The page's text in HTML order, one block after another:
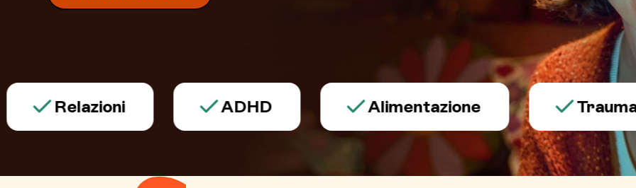
Relazioni ADHD Alimentazione Trauma e